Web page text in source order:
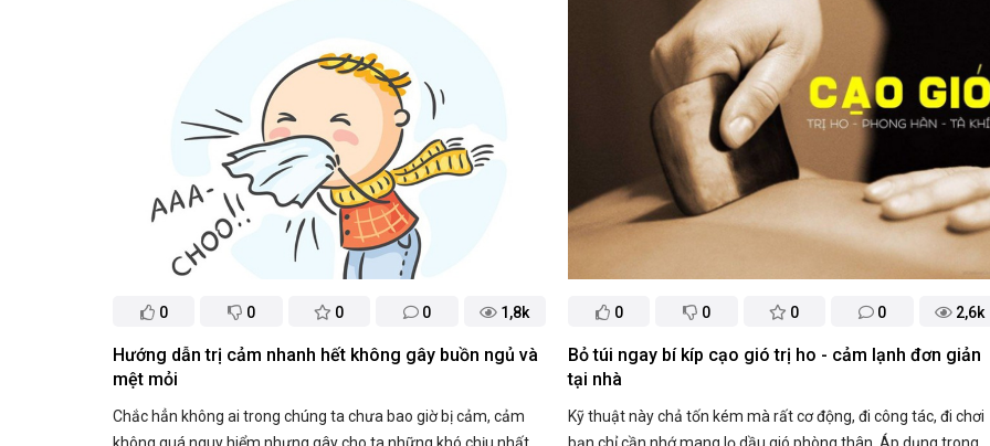
0 0 0 0 1,8k
Hướng dẫn trị cảm nhanh hết không gây buồn ngủ và
mệt mỏi
Chắc hẳn không ai trong chúng ta chưa bao giờ bị cảm, cảm
0 0 0 0 2,6k
Bỏ túi ngay bí kíp cạo gió trị ho - cảm lạnh đơn giản
tại nhà
Kỹ thuật này chả tốn kém mà rất cơ động, đi công tác, đi chơi